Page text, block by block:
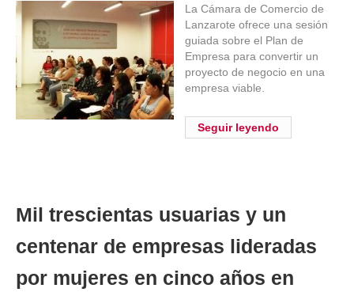
La Cámara de Comercio de
Lanzarote ofrece una sesión
guiada sobre el Plan de
Empresa para convertir un
proyecto de negocio en una
empresa viable.
Seguir leyendo
Mil trescientas usuarias y un
centenar de empresas lideradas
por mujeres en cinco años en